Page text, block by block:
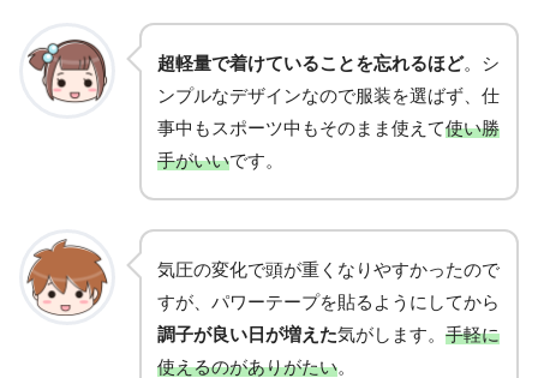
超軽量で着けていることを忘れるほど。シ
ンプルなデザインなので服装を選ばず、仕
事中もスポーツ中もそのまま使えて使い勝
手がいいです。
気圧の変化で頭が重くなりやすかったので
すが、パワーテープを貼るようにしてから
調子が良い日が増えた気がします。 手軽に
使えるのがありがたい。